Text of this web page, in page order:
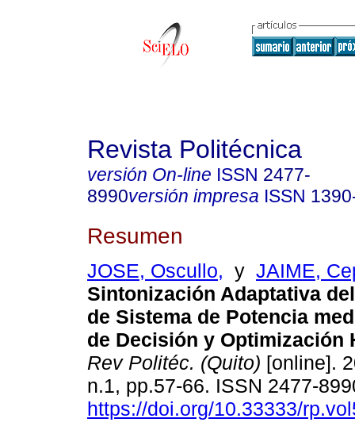
Revista Politécnica
versión On-line ISSN 2477-
8990versión impresa ISSN
Resumen
JOSE, Oscullo, y JAIME,
Sintonización Adaptativa
de Sistema de Potencia
de Decisión y Optimización
Rev Politéc. (Quito) [online].
n.1, pp.57-66. ISSN 2477-
https://doi.org/10.33333/